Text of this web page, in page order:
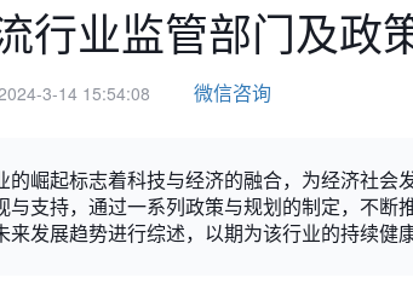
行业监管部门及政
3-14 15:54:08 微信咨询
的崛起标志着科技与经济的融合，为经济社
与支持，通过一系列政策与规划的制定，不
来发展趋势进行综述，以期为该行业的持续健